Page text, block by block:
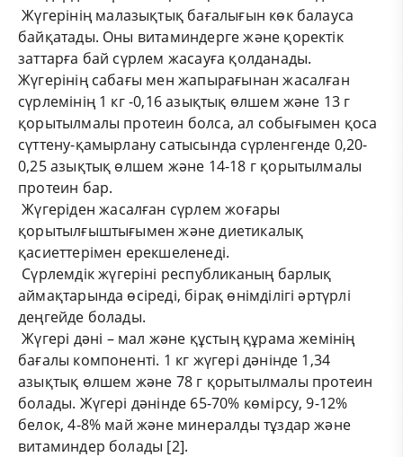
Жүгерінің малазықтық бағалығын көк балауса
байқатады. Оны витаминдерге және қоректік
заттарға бай сүрлем жасауға қолданады.
Жүгерінің сабағы мен жапырағынан жасалған
сүрлемінің 1 кг -0,16 азықтық өлшем және 13 г
қорытылмалы протеин болса, ал собығымен қоса
сүттену-қамырлану сатысында сүрленгенде 0,20-
0,25 азықтық өлшем және 14-18 г қорытылмалы
протеин бар.
Жүгеріден жасалған сүрлем жоғары
қорытылғыштығымен және диетикалық
қасиеттерімен ерекшеленеді.
Сүрлемдік жүгеріні республиканың барлық
аймақтарында өсіреді, бірақ өнімділігі әртүрлі
деңгейде болады.
Жүгері дәні – мал және құстың құрама жемінің
бағалы компоненті. 1 кг жүгері дәнінде 1,34
азықтық өлшем және 78 г қорытылмалы протеин
болады. Жүгері дәнінде 65-70% көмірсу, 9-12%
белок, 4-8% май және минералды тұздар және
витаминдер болады [2].